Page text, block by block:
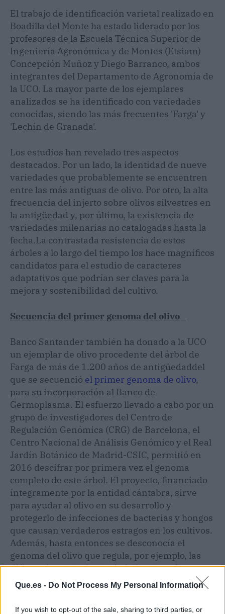
Que.es - Do Not Process My Personal Information
If you wish to opt-out of the sale, sharing to third parties, or
El trabajo de identificación varietal realizado en
Boadilla del Monte ha estado liderado por los
profesores de la Escuela Técnica Superior de
Ingeniería Agronómica y de Montes (Etsiam)
Concepción Muñoz y Diego Barranco, ambos
integrantes del Departamento de Agronomía de
la UCO. La mayor parte de los ejemplares
analizados se ha identificado con variedades
conocidas, siendo las más frecuentes 'Farga' y
'Lechín de Granada'.
Los estudios han revelado tres aspectos
destacados. Por un lado, la identidad de nueve
variedades que probablemente se encuentren
entre las más antiguas de olivo. Por otro, la alta
frecuencia del injerto sobre olivos silvestres en
la antigüedad y, por último, la existencia de
variedades milenarias no catalogadas hasta la
fecha.La contrastada resistencia de estos
árboles a lo largo del tiempo los hace magníficos
candidatos para el estudio de caracteres
adaptativos que podrían ser claves para la
mejora y sostenibilidad del cultivo.
Secuencia del primer genoma del olivo
Banco Santander también ha donado a la UCO
un ejemplar de olivo procedente del árbol de
Farga de más de 1.200 años de antigüedaddel
que se secuenció el primer genoma de olivo,
para su incorporación al Banco de
Germoplasma. El esfuerzo llevado a cabo por un
grupo de investigadores del Centro de
Regulación Genómica (CRG) de Barcelona, el
Centro Nacional de Análisis Genómico y el Real
Jardín Botánico de Madrid-CSIC, permitió en
2016 descifrar por primera vez el genoma
completo de este árbol. El proyecto, financiado
íntegramente por la entidad cántabra, sirve
para ayudar al olivo en su desarrollo y
protegerlo de infecciones de bacterias y hongos
que causan verdaderos estragos en los cultivos.
Además, hasta entonces se desconocía el
genoma del olivo que regula, por ejemplo, las
diferencias entre las variedades, tamaños y
sabor de las aceitunas, por qué son tan
longevos o las claves de su adaptación al
secano.